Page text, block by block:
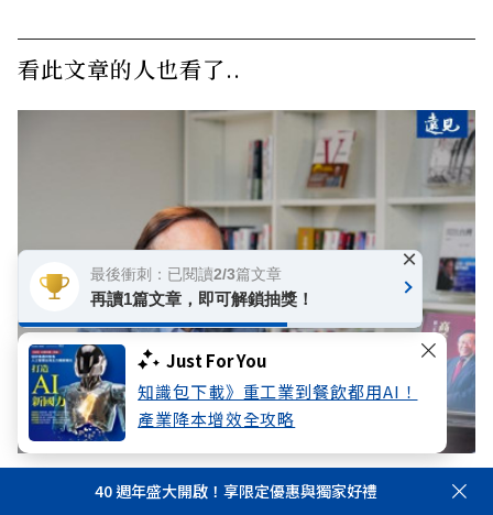
Just For You
知識包下載》重工業到餐飲都用AI！
產業降本增效全攻略
看此文章的人也看了..
緬懷高希均教授》天下哪有白吃的午餐成絕響！聯
合報前社長張作錦還原「經典名言」由來
40 週年盛大開啟！享限定優惠與獨家好禮
最後衝刺：已閱讀2/3篇文章
再讀1篇文章，即可解鎖抽獎！
×